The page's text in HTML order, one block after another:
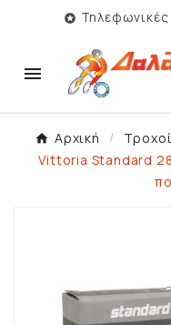


Αρχική
Vittoria Standard